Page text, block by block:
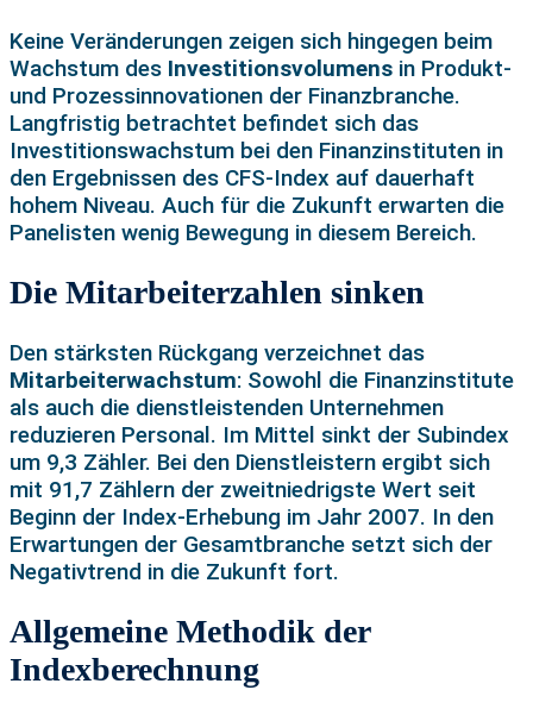
Keine Veränderungen zeigen sich hingegen beim
Wachstum des Investitionsvolumens in Produkt-
und Prozessinnovationen der Finanzbranche.
Langfristig betrachtet befindet sich das
Investitionswachstum bei den Finanzinstituten in
den Ergebnissen des CFS-Index auf dauerhaft
hohem Niveau. Auch für die Zukunft erwarten die
Panelisten wenig Bewegung in diesem Bereich.
Die Mitarbeiterzahlen sinken
Den stärksten Rückgang verzeichnet das
Mitarbeiterwachstum: Sowohl die Finanzinstitute
als auch die dienstleistenden Unternehmen
reduzieren Personal. Im Mittel sinkt der Subindex
um 9,3 Zähler. Bei den Dienstleistern ergibt sich
mit 91,7 Zählern der zweitniedrigste Wert seit
Beginn der Index-Erhebung im Jahr 2007. In den
Erwartungen der Gesamtbranche setzt sich der
Negativtrend in die Zukunft fort.
Allgemeine Methodik der
Indexberechnung